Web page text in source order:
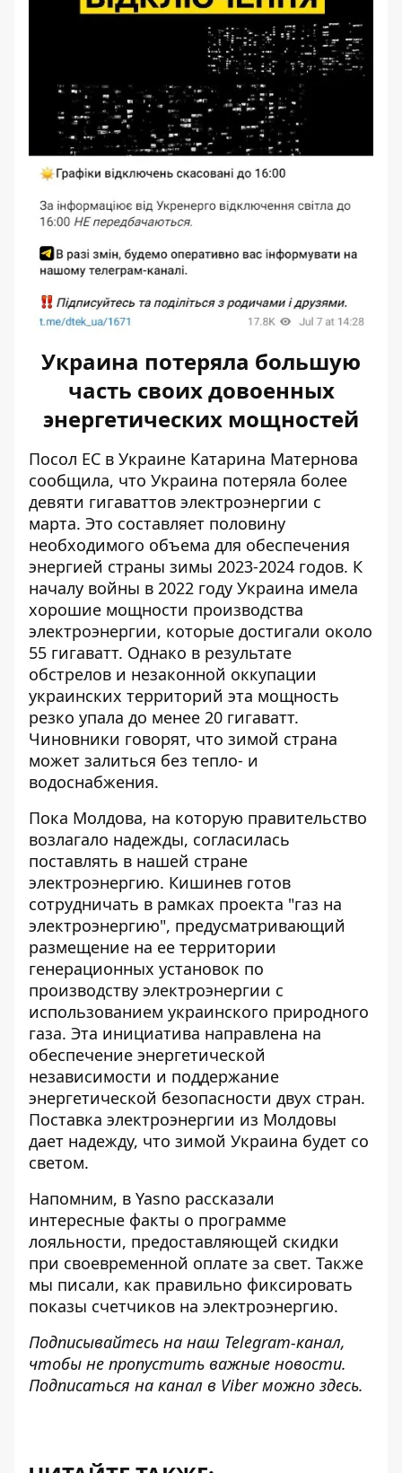
Украина потеряла большую
часть своих довоенных
энергетических мощностей
Посол ЕС в Украине Катарина Матернова
сообщила, что Украина потеряла более
девяти гигаваттов электроэнергии с
марта. Это составляет половину
необходимого объема для обеспечения
энергией страны зимы 2023-2024 годов. К
началу войны в 2022 году Украина имела
хорошие мощности производства
электроэнергии, которые достигали около
55 гигаватт. Однако в результате
обстрелов и незаконной оккупации
украинских территорий эта мощность
резко упала до менее 20 гигаватт.
Чиновники говорят, что зимой страна
может залиться без тепло- и
водоснабжения.
Пока Молдова, на которую правительство
возлагало надежды, согласилась
поставлять в нашей стране
электроэнергию. Кишинев готов
сотрудничать в рамках проекта "газ на
электроэнергию", предусматривающий
размещение на ее территории
генерационных установок по
производству электроэнергии с
использованием украинского природного
газа. Эта инициатива направлена ​​на
обеспечение энергетической
независимости и поддержание
энергетической безопасности двух стран.
Поставка электроэнергии из Молдовы
дает надежду, что зимой Украина будет со
светом.
Напомним, в Yasno рассказали
интересные факты о программе
лояльности, предоставляющей скидки
при своевременной оплате за свет. Также
мы писали, как правильно фиксировать
показы счетчиков на электроэнергию.
Подписывайтесь на наш Telegram-канал,
чтобы не пропустить важные новости.
Подписаться на канал в Viber можно здесь.